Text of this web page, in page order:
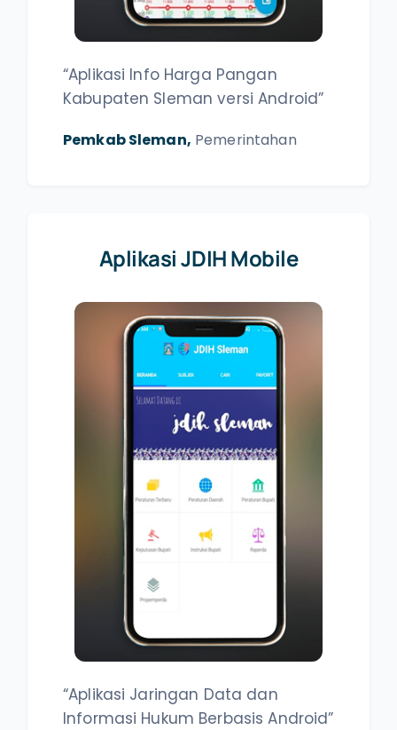
“Aplikasi Info Harga Pangan
Kabupaten Sleman versi Android”
Pemkab Sleman, Pemerintahan
Aplikasi JDIH Mobile
“Aplikasi Jaringan Data dan
Informasi Hukum Berbasis Android”